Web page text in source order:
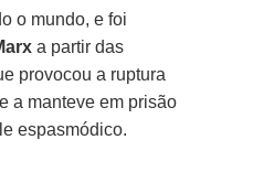
o mundo, e foi
a partir das
provocou a ruptura
a manteve em prisão
espasmódico.